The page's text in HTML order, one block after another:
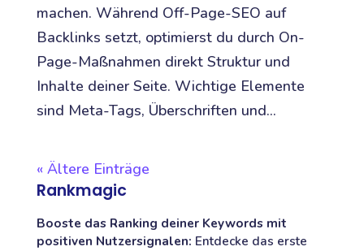
machen. Während Off-Page-SEO auf
Backlinks setzt, optimierst du durch On-
Page-Maßnahmen direkt Struktur und
Inhalte deiner Seite. Wichtige Elemente
sind Meta-Tags, Überschriften und...
« Ältere Einträge
Rankmagic
Booste das Ranking deiner Keywords mit
positiven Nutzersignalen: Entdecke das erste